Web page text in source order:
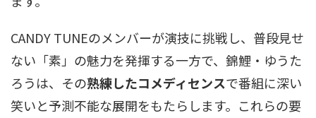
CANDY TUNEのメンバーが演技に挑戦し、普段見せ
ない「素」の魅力を発揮する一方で、錦鯉・ゆうた
ろうは、その熟練したコメディセンスで番組に深い
笑いと予測不能な展開をもたらします。これらの要